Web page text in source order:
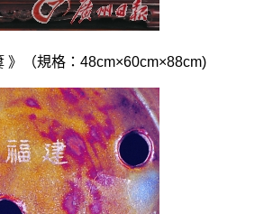
》（規格：48cm×60cm×88cm)